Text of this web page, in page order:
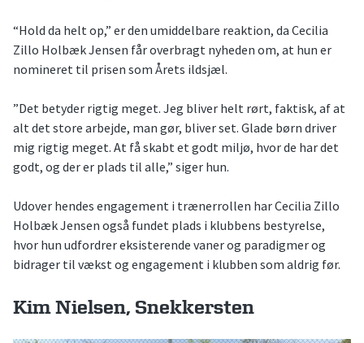
“Hold da helt op,” er den umiddelbare reaktion, da Cecilia
Zillo Holbæk Jensen får overbragt nyheden om, at hun er
nomineret til prisen som Årets ildsjæl.
”Det betyder rigtig meget. Jeg bliver helt rørt, faktisk, af at
alt det store arbejde, man gør, bliver set. Glade børn driver
mig rigtig meget. At få skabt et godt miljø, hvor de har det
godt, og der er plads til alle,” siger hun.
Udover hendes engagement i trænerrollen har Cecilia Zillo
Holbæk Jensen også fundet plads i klubbens bestyrelse,
hvor hun udfordrer eksisterende vaner og paradigmer og
bidrager til vækst og engagement i klubben som aldrig før.
Kim Nielsen, Snekkersten